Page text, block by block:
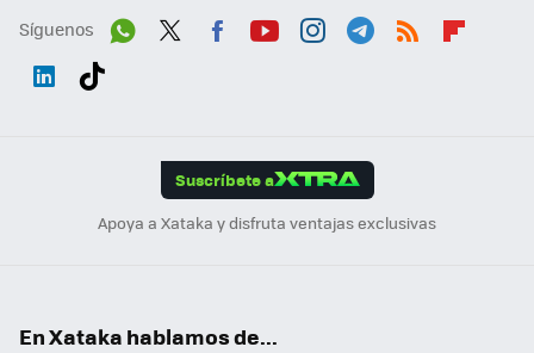
Síguenos
Suscríbete a
Apoya a Xataka y disfruta ventajas exclusivas
En Xataka hablamos de...